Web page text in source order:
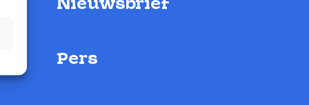
Nieuwsbrief
Pers